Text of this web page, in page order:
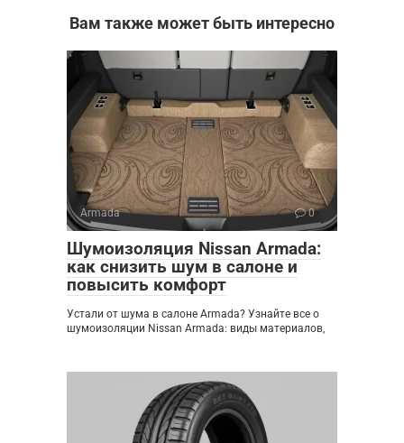
Вам также может быть интересно
Armada 0
Шумоизоляция Nissan Armada:
как снизить шум в салоне и
повысить комфорт
Устали от шума в салоне Armada? Узнайте все о
шумоизоляции Nissan Armada: виды материалов,